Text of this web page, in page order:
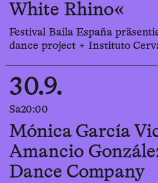
White Rhino«
Festival Baila España
dance project + Instituto
30.9.
Sa20:00
Mónica García
Amancio
Dance Company